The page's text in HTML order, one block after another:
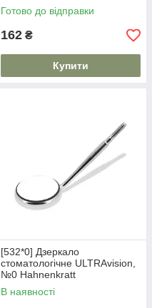
Готово до відправки
162 ₴
Купити
[532*0] Дзеркало
стоматологічне ULTRAvision,
№0 Hahnenkratt
В наявності